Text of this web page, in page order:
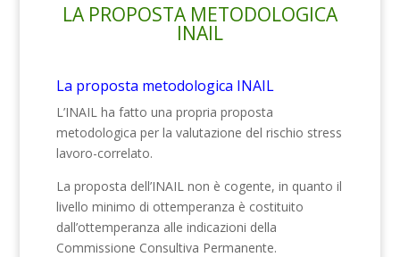
LA PROPOSTA METODOLOGICA
INAIL
La proposta metodologica INAIL
L’INAIL ha fatto una propria proposta
metodologica per la valutazione del rischio stress
lavoro-correlato.
La proposta dell’INAIL non è cogente, in quanto il
livello minimo di ottemperanza è costituito
dall’ottemperanza alle indicazioni della
Commissione Consultiva Permanente.